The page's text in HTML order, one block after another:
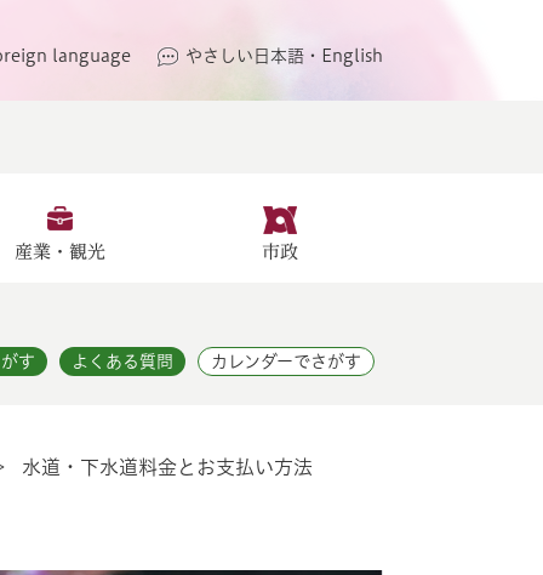
language やさしい日本語・English
産業・観光 市政
す よくある質問 カレンダーでさがす
水道・下水道料金とお支払い方法